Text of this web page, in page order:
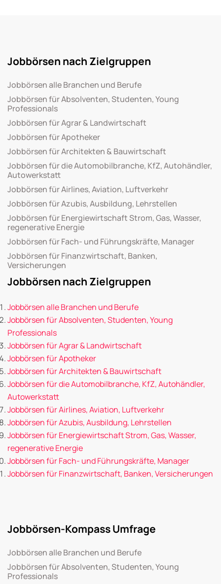
Jobbörsen nach Zielgruppen
Jobbörsen alle Branchen und Berufe
Jobbörsen für Absolventen, Studenten, Young
Professionals
Jobbörsen für Agrar & Landwirtschaft
Jobbörsen für Apotheker
Jobbörsen für Architekten & Bauwirtschaft
Jobbörsen für die Automobilbranche, KfZ, Autohändler,
Autowerkstatt
Jobbörsen für Airlines, Aviation, Luftverkehr
Jobbörsen für Azubis, Ausbildung, Lehrstellen
Jobbörsen für Energiewirtschaft Strom, Gas, Wasser,
regenerative Energie
Jobbörsen für Fach- und Führungskräfte, Manager
Jobbörsen für Finanzwirtschaft, Banken,
Versicherungen
Jobbörsen nach Zielgruppen
Jobbörsen alle Branchen und Berufe
Jobbörsen für Absolventen, Studenten, Young
Professionals
Jobbörsen für Agrar & Landwirtschaft
Jobbörsen für Apotheker
Jobbörsen für Architekten & Bauwirtschaft
Jobbörsen für die Automobilbranche, KfZ, Autohändler,
Autowerkstatt
Jobbörsen für Airlines, Aviation, Luftverkehr
Jobbörsen für Azubis, Ausbildung, Lehrstellen
Jobbörsen für Energiewirtschaft Strom, Gas, Wasser,
regenerative Energie
Jobbörsen für Fach- und Führungskräfte, Manager
Jobbörsen für Finanzwirtschaft, Banken, Versicherungen
Jobbörsen-Kompass Umfrage
Jobbörsen alle Branchen und Berufe
Jobbörsen für Absolventen, Studenten, Young
Professionals